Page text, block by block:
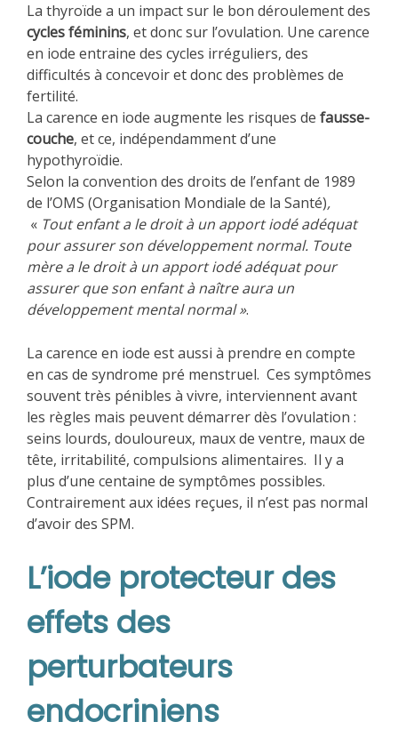
La thyroïde a un impact sur le bon déroulement des
cycles féminins, et donc sur l’ovulation. Une carence
en iode entraine des cycles irréguliers, des
difficultés à concevoir et donc des problèmes de
fertilité.
La carence en iode augmente les risques de fausse-
couche, et ce, indépendamment d’une
hypothyroïdie.
Selon la convention des droits de l’enfant de 1989
de l’OMS (Organisation Mondiale de la Santé),
« Tout enfant a le droit à un apport iodé adéquat
pour assurer son développement normal. Toute
mère a le droit à un apport iodé adéquat pour
assurer que son enfant à naître aura un
développement mental normal ».
La carence en iode est aussi à prendre en compte
en cas de syndrome pré menstruel. Ces symptômes
souvent très pénibles à vivre, interviennent avant
les règles mais peuvent démarrer dès l’ovulation :
seins lourds, douloureux, maux de ventre, maux de
tête, irritabilité, compulsions alimentaires. Il y a
plus d’une centaine de symptômes possibles.
Contrairement aux idées reçues, il n’est pas normal
d’avoir des SPM.
L’iode protecteur des
effets des
perturbateurs
endocriniens